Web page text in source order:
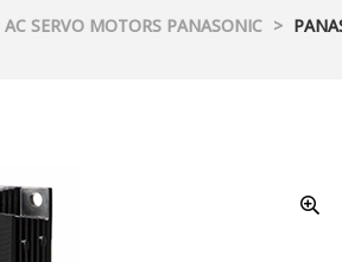
AC SERVO MOTORS PANASONIC >